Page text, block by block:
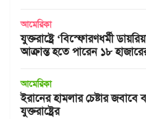
আমেরিকা
যুক্তরাষ্ট্রে ‘বিস্ফোরণধর্মী
আক্রান্ত হতে পারেন ১৮
আমেরিকা
ইরানের হামলার চেষ্টার জবাবে
যুক্তরাষ্ট্রের